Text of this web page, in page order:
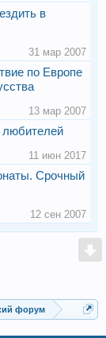
в
31 мар 2007
по Европе
13 мар 2007
любителей
11 июн 2017
Срочный
12 сен 2007
форум